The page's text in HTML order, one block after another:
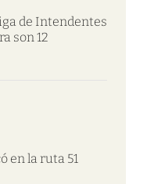
de Intendentes
son 12
en la ruta 51